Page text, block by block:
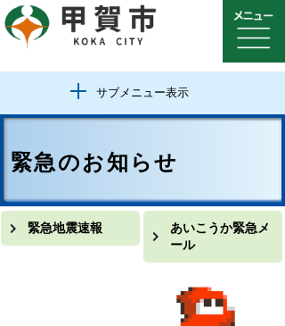
サブメニュー表示
緊急のお知らせ
緊急地震速報
あいこうか緊急メ
ール